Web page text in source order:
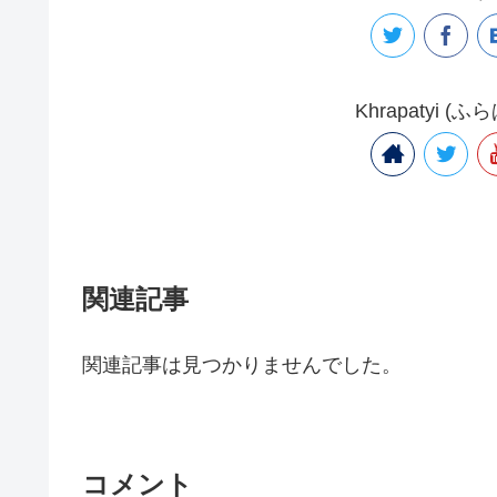
Khrapatyi (ふ
関連記事
関連記事は見つかりませんでした。
コメント